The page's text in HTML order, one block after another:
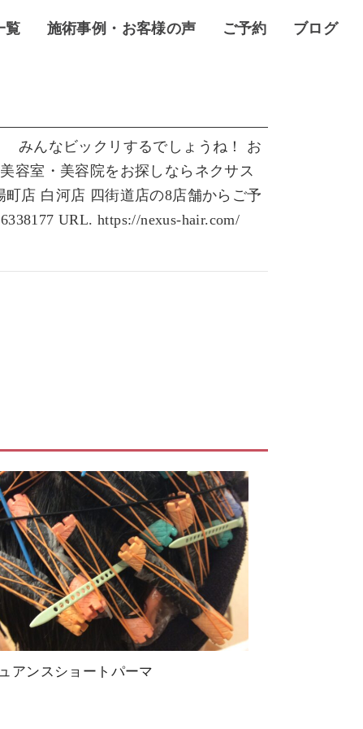
覧 施術事例・お客様の声 ご予約 ブログ
みんなビックリするでしょうね！ お
容室・美容院をお探しならネクサス
店 白河店 四街道店の8店舗からご予
URL. https://nexus-hair.com/
アンスショートパーマ